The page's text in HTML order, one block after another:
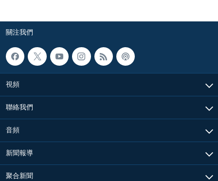
關注我們
視頻
聯絡我們
音頻
新聞報導
聚合新聞